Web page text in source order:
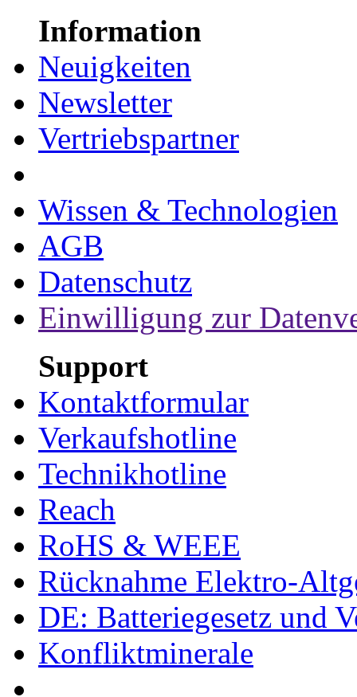
Information
Neuigkeiten
Newsletter
Vertriebspartner
Wissen & Technologien
AGB
Datenschutz
Einwilligung zur
Support
Kontaktformular
Verkaufshotline
Technikhotline
Reach
RoHS & WEEE
Rücknahme Elektro-
DE: Batteriegesetz und
Konfliktminerale